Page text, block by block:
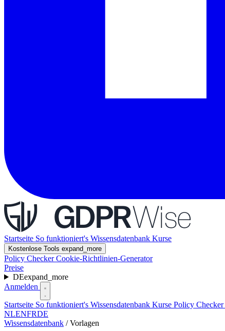
Startseite So funktioniert's Wissensdatenbank Kurse
Kostenlose Tools expand_more
Policy CheckerCookie-Richtlinien-Generator
Preise
DEexpand_more
Anmelden
Startseite So funktioniert's Wissensdatenbank Kurse Policy Checker
NLENFRDE
Wissensdatenbank / Vorlagen